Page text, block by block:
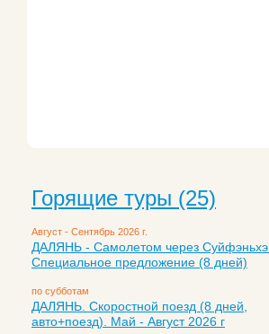
Горящие туры (25)
Август - Сентябрь 2026 г.
ДАЛЯНЬ - Самолетом через Суйфэньхэ.
Специальное предложение (8 дней)
по субботам
ДАЛЯНЬ. Скоростной поезд (8 дней,
авто+поезд). Май - Август 2026 г